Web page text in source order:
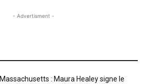
- Advertisment -
Massachusetts : Maura Healey signe le